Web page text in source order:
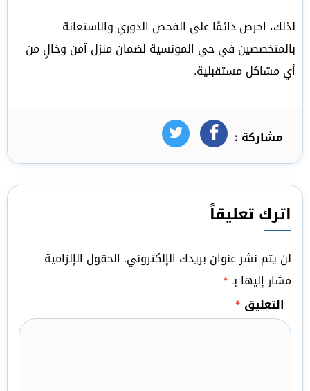
لذلك، احرص دائمًا على الفحص الدوري والاستعانة
بالمتخصصين في حي المونسية لضمان منزل آمن وخالٍ من
أي مشاكل مستقبلية.
مشاركة : فيسبوكتويتر
اترك تعليقاً
لن يتم نشر عنوان بريدك الإلكتروني. الحقول الإلزامية
مشار إليها بـ*
التعليق *